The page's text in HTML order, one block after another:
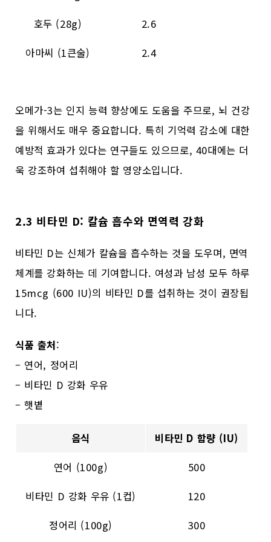
호두 (28g)
2.6
아마씨 (1큰술)
2.4
오메가-3는 인지 능력 향상에도 도움을 주므로, 뇌 건강
을 위해서도 매우 중요합니다. 특히 기억력 감소에 대한
예방적 효과가 있다는 연구들도 있으므로, 40대에는 더
욱 강조하여 섭취해야 할 영양소입니다.
2.3 비타민 D: 칼슘 흡수와 면역력 강화
비타민 D는 신체가 칼슘을 흡수하는 것을 도우며, 면역
체계를 강화하는 데 기여합니다. 여성과 남성 모두 하루
15mcg (600 IU)의 비타민 D를 섭취하는 것이 권장됩
니다.
식품 출처:
– 연어, 정어리
– 비타민 D 강화 우유
– 햇볕
음식
비타민 D 함량 (IU)
연어 (100g)
500
비타민 D 강화 우유 (1컵)
120
정어리 (100g)
300